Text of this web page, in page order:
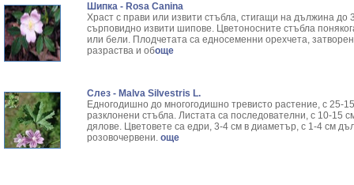
Шипка - Rosa Canina
Храст с прави или извити стъбла, стигащи на дължина до
сърповидно извити шипове. Цветоносните стъбла
или бели. Плодчетата са едносеменни орехчета,
разраства и обоще
Слез - Malva Silvestris L.
Едногодишно до многогодишно тревисто растение, с 25-
разклонени стъбла. Листата са последователни, с 10-15
дялове. Цветовете са едри, 3-4 см в диаметър, с 1-4 см
розовочервени. още